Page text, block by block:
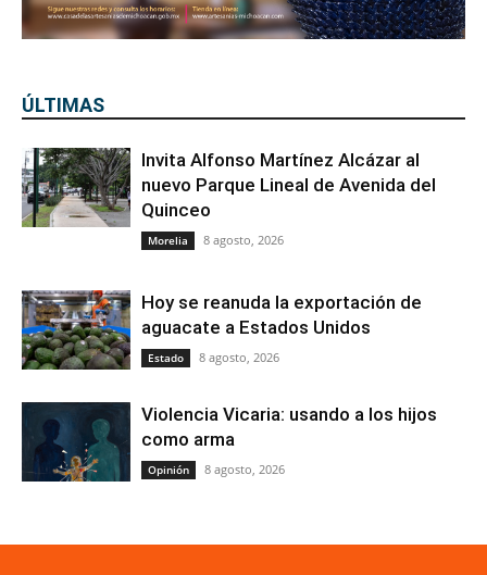
ÚLTIMAS
Invita Alfonso Martínez Alcázar al
nuevo Parque Lineal de Avenida del
Quinceo
Morelia 8 agosto, 2026
Hoy se reanuda la exportación de
aguacate a Estados Unidos
Estado 8 agosto, 2026
Violencia Vicaria: usando a los hijos
como arma
Opinión 8 agosto, 2026